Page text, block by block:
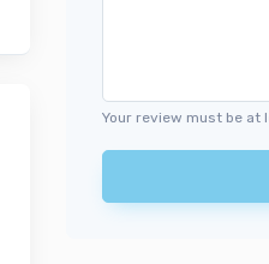
Your review must be at